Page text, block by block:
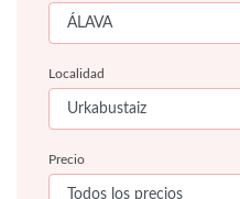
Localidad
Precio